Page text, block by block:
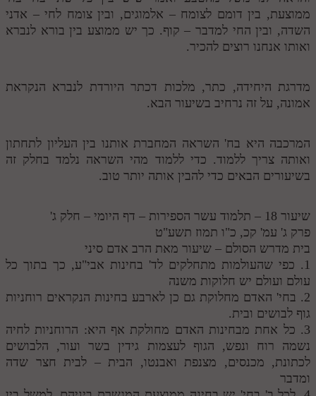
ממוצעת, בין דומם לצומח – אלמוגים, ובין צומח לחי – אדני
השדה, ובין החי למדבר – קוף. כך יש ממוצע בין בורא לנברא
ואותו אנחנו רוצים להכיר.
מדרגת היחידה, כתר, מלכות דכתר היורדת לנברא הנקראת
אמונה, על זה נרחיב בשיעור הבא.
המרכבה היא בח' השראה המחברת אותנו בין העליון לתחתון
ואותה צריך ללמוד. כדי ללמוד מהי השראה נלמד בחלק זה
בשיעורים הבאים כדי להבין אותה יותר טוב.
שיעור 18 – תלמוד עשר הספירות – דף היומי – חלק ג'
פרק ג' עמ' קכ, כ"ו תמוז תשע"ט
בית מדרש הסולם – שיעור מאת הרב אדם סיני
1. כפי שהעולמות מתחלקים לד' בחינות אבי"ע, כך בתוך כל
עולם ועולם יש חלוקות משנה
2. בחי' האדם מחלוקת גם כן לארבע בחינות הנקראים רוחניות
גוף לבושים ובית.
3. כל אחת מבחינות האדם מחולקת אף היא: הרוחניות לחיה
נשמה רוח ונפש, הגוף לעצמות גידין בשר ועור, הלבושים
לכתונת, מכנסים, מצנפת ואבנטו, הבית – לבית חצר שדה
ומדבר